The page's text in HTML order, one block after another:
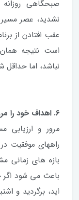
صبحگاهی
نشدید، عصر مسیر
عقب افتادن از
است نتیجه
نباشد، اما حداقل
6. اهداف خود را مرور و ارزیابی کنید.
مرور و
راههای
بازه های زمانی
باعث می شود اگر
اید، برگردید و